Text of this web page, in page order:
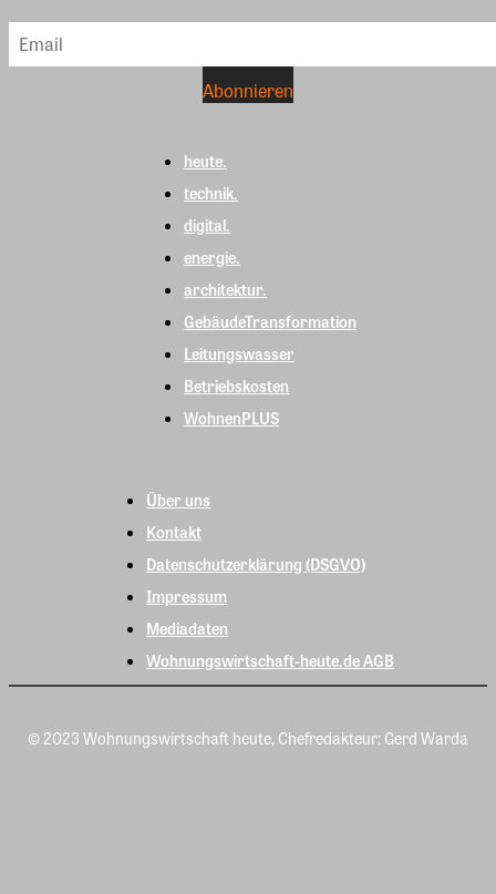
heute.
technik.
digital.
energie.
architektur.
GebäudeTransformation
Leitungswasser
Betriebskosten
WohnenPLUS
Über uns
Kontakt
Datenschutzerklärung (DSGVO)
Impressum
Mediadaten
Wohnungswirtschaft-heute.de AGB
© 2023 Wohnungswirtschaft heute, Chefredakteur: Gerd Warda